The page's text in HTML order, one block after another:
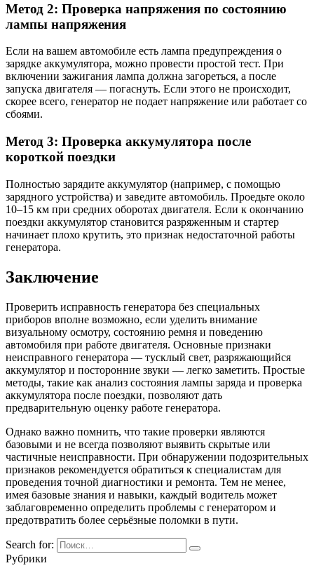
Метод 2: Проверка напряжения по состоянию
лампы напряжения
Если на вашем автомобиле есть лампа предупреждения о
зарядке аккумулятора, можно провести простой тест. При
включении зажигания лампа должна загореться, а после
запуска двигателя — погаснуть. Если этого не происходит,
скорее всего, генератор не подает напряжение или работает со
сбоями.
Метод 3: Проверка аккумулятора после
короткой поездки
Полностью зарядите аккумулятор (например, с помощью
зарядного устройства) и заведите автомобиль. Проедьте около
10–15 км при средних оборотах двигателя. Если к окончанию
поездки аккумулятор становится разряженным и стартер
начинает плохо крутить, это признак недостаточной работы
генератора.
Заключение
Проверить исправность генератора без специальных
приборов вполне возможно, если уделить внимание
визуальному осмотру, состоянию ремня и поведению
автомобиля при работе двигателя. Основные признаки
неисправного генератора — тусклый свет, разряжающийся
аккумулятор и посторонние звуки — легко заметить. Простые
методы, такие как анализ состояния лампы заряда и проверка
аккумулятора после поездки, позволяют дать
предварительную оценку работе генератора.
Однако важно помнить, что такие проверки являются
базовыми и не всегда позволяют выявить скрытые или
частичные неисправности. При обнаружении подозрительных
признаков рекомендуется обратиться к специалистам для
проведения точной диагностики и ремонта. Тем не менее,
имея базовые знания и навыки, каждый водитель может
заблаговременно определить проблемы с генератором и
предотвратить более серьёзные поломки в пути.
Search for:
Рубрики